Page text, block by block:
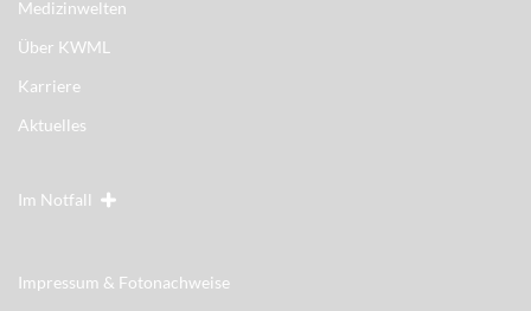
Medizinwelten
Über KWML
Karriere
Aktuelles
Im Notfall
Impressum & Fotonachweise